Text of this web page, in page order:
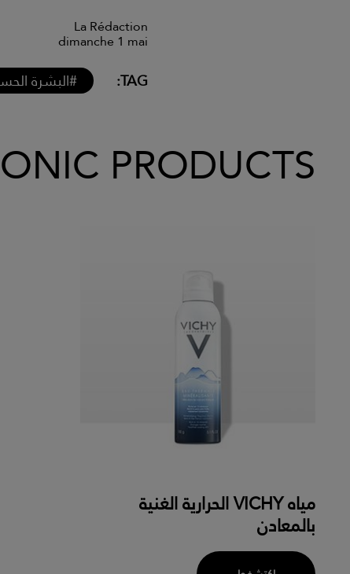
La Rédaction
dimanche 1 mai
TAG: #البشرة
PRODUCTS
مياه VICHY الحرارية الغنية
بالمعادن